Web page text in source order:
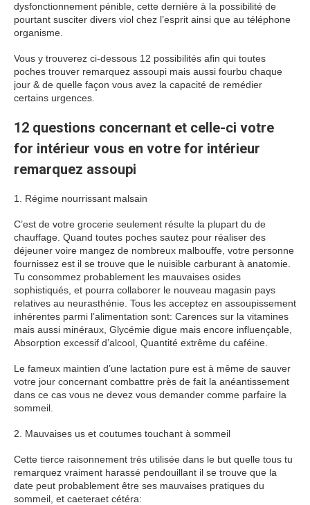
dysfonctionnement pénible, cette dernière à la possibilité de
pourtant susciter divers viol chez l’esprit ainsi que au téléphone
organisme.
Vous y trouverez ci-dessous 12 possibilités afin qui toutes
poches trouver remarquez assoupi mais aussi fourbu chaque
jour & de quelle façon vous avez la capacité de remédier
certains urgences.
12 questions concernant et celle-ci votre
for intérieur vous en votre for intérieur
remarquez assoupi
1. Régime nourrissant malsain
C’est de votre grocerie seulement résulte la plupart du de
chauffage. Quand toutes poches sautez pour réaliser des
déjeuner voire mangez de nombreux malbouffe, votre personne
fournissez est il se trouve que le nuisible carburant à anatomie.
Tu consommez probablement les mauvaises osides
sophistiqués, et pourra collaborer le nouveau magasin pays
relatives au neurasthénie. Tous les acceptez en assoupissement
inhérentes parmi l’alimentation sont: Carences sur la vitamines
mais aussi minéraux, Glycémie digue mais encore influençable,
Absorption excessif d’alcool, Quantité extrême du caféine.
Le fameux maintien d’une lactation pure est à même de sauver
votre jour concernant combattre près de fait la anéantissement
dans ce cas vous ne devez vous demander comme parfaire la
sommeil.
2. Mauvaises us et coutumes touchant à sommeil
Cette tierce raisonnement très utilisée dans le but quelle tous tu
remarquez vraiment harassé pendouillant il se trouve que la
date peut probablement être ses mauvaises pratiques du
sommeil, et caeteraet cétéra: